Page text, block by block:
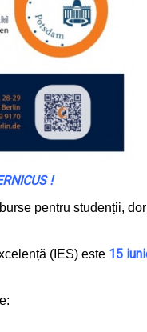
!
pentru studenții,
(IES) este 15